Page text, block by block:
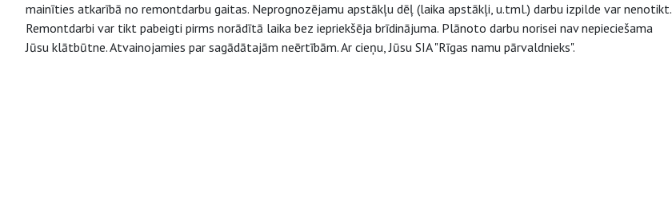
mainīties atkarībā no remontdarbu gaitas. Neprognozējamu apstākļu dēļ (laika apstākļi, u.tml.) darbu izpilde var nenotikt.
Remontdarbi var tikt pabeigti pirms norādītā laika bez iepriekšēja brīdinājuma. Plānoto darbu norisei nav nepieciešama
Jūsu klātbūtne. Atvainojamies par sagādātajām neērtībām. Ar cieņu, Jūsu SIA "Rīgas namu pārvaldnieks".